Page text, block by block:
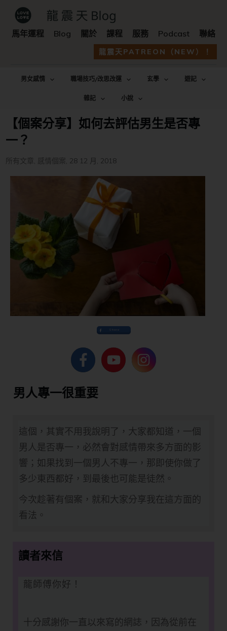
馬年運程 Blog 關於 課程 服務 Podcast 聯絡
龍震天PATREON（NEW）！
男女感情 職場技巧/改思改運 玄學
遊記
雜記
小說
【個案分享】如何去評估男生是否專
一？
所有文章 , 感情個案, 28 12 月, 2018
Share
​男人專一很重要
​這個，其實不用我說明了，大家都知道，一個
男人是否專一，必然會對感情帶來多方面的影
響；如果找到一個男人不專一，那即使你做了
多少東西都好，到最後也可能是徒然。
今次趁著有個案，就和大家分享我在這方面的
看法。
讀者來信
龍師傅你好！
十分感謝你一直以來寫的網誌，因為從前在